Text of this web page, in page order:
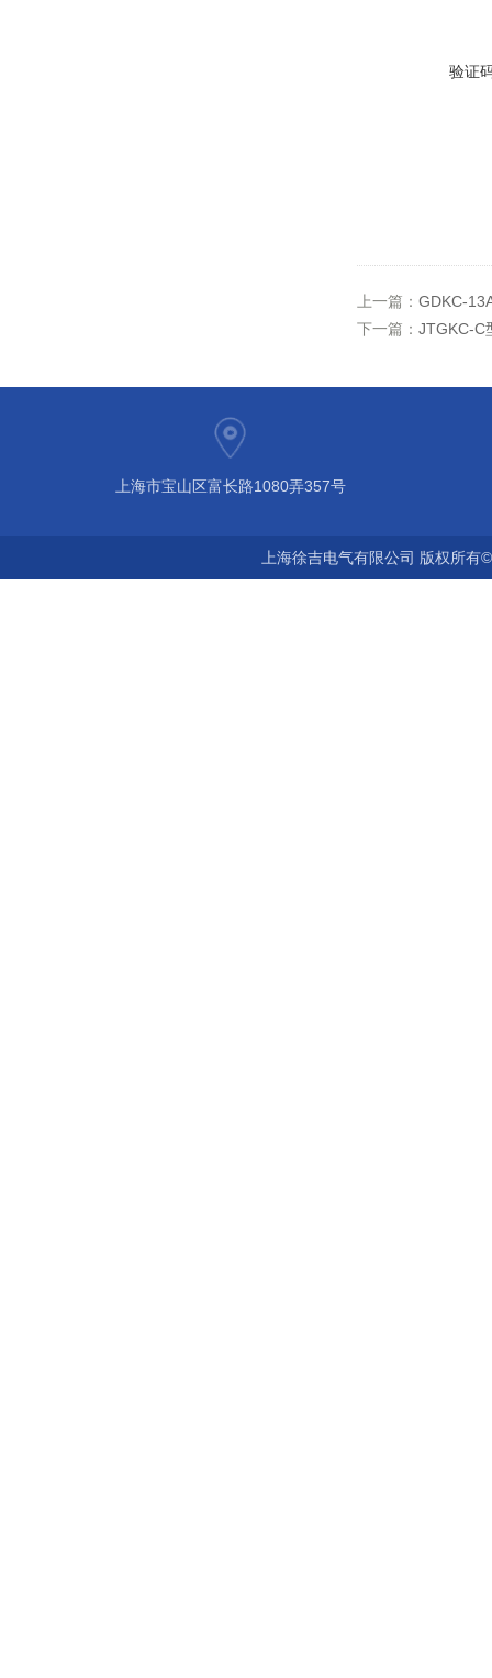
验证
上一篇： GDKC-
下一篇： JTGKC-C
上海市宝山区富长路1080弄357号
上海徐吉电气有限公司 版权所